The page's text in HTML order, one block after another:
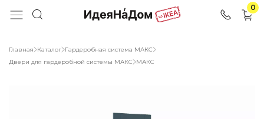
0
Главная Каталог Гардеробная система МАКС
Двери для гардеробной системы МАКС
МАКС